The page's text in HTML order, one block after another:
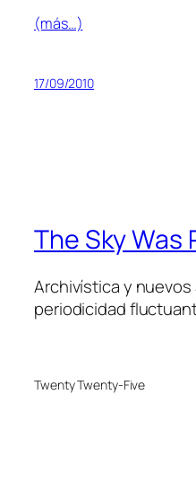
(más…)
17/09/2010
The Sky Was
Archivística y
periodicidad
Twenty Twenty-Five